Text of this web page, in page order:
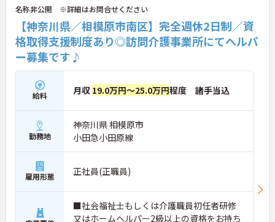
名称非公開 ※詳細はお問合せください
【神奈川県／相模原市南区】完全週休2日制／資
格取得支援制度あり◎訪問介護事業所にてヘルパ
ー募集です♪
給料 月収 19.0万円～25.0万円程度 諸手当込
勤務地
神奈川県 相模原市
小田急小田原線
雇用形態 正社員(正職員)
■社会福祉士もしくは介護職員初任者研修
又はホームヘルパー2級以上の資格をお持ち